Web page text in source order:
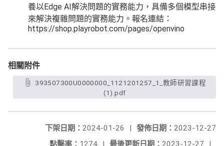
養以Edge AI解決問題的實務能力，具備多個模型串接
來解決複雜問題的實務能力。報名連結：
https://shop.playrobot.com/pages/openvino
相關附件
(1).pdf
發佈日期： 2023-12-27
下架日期： 2024-01-26
|
最後更新日期： 2023-12-27 |
點擊率： 1274 |